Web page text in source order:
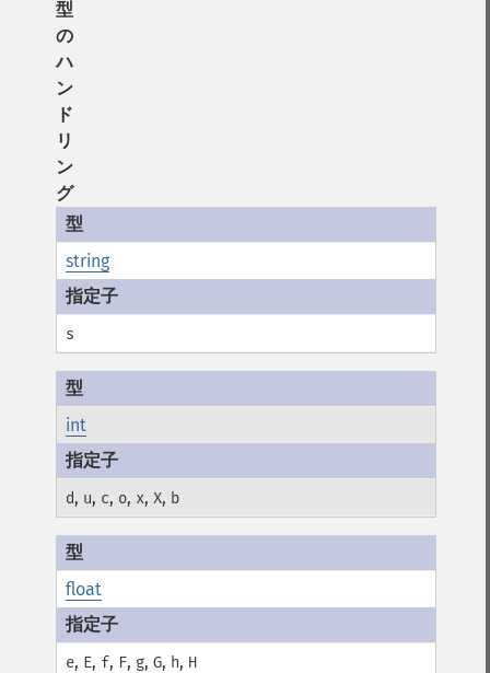
型
の
ハ
ン
ド
リ
ン
グ
string
s
int
d, u, c, o, x,X, b
float
e, E, f, F, g,G, h, H